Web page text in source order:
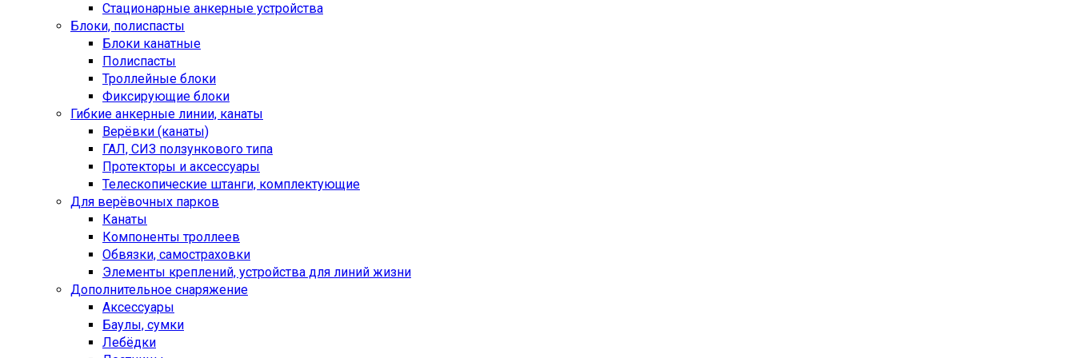
Стационарные анкерные устройства
Блоки, полиспасты
Блоки канатные
Полиспасты
Троллейные блоки
Фиксирующие блоки
Гибкие анкерные линии, канаты
Верёвки (канаты)
ГАЛ, СИЗ ползункового типа
Протекторы и аксессуары
Телескопические штанги, комплектующие
Для верёвочных парков
Канаты
Компоненты троллеев
Обвязки, самостраховки
Элементы креплений, устройства для линий жизни
Дополнительное снаряжение
Аксессуары
Баулы, сумки
Лебёдки